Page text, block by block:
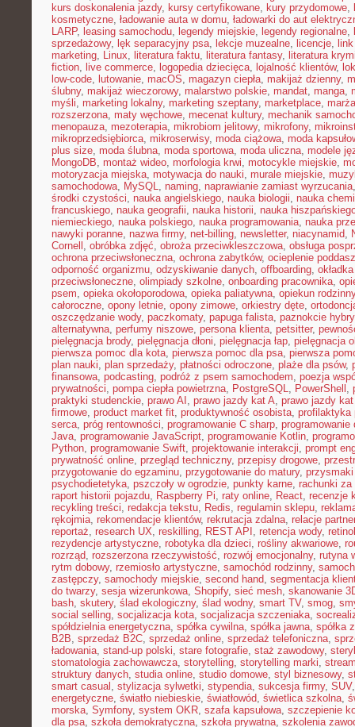
kurs doskonalenia jazdy, kursy certyfikowane, kury przydomowe,
kosmetyczne, ładowanie auta w domu, ładowarki do aut
LARP, leasing samochodu, legendy miejskie, legendy regionalne,
sprzedażowy, lęk separacyjny psa, lekcje muzealne, licencje,
marketing, Linux, literatura faktu, literatura fantasy, literatura
fiction, live commerce, logopedia dziecięca, lojalność klientów,
low-code, lutowanie, macOS, magazyn ciepła, makijaż dzienny,
ślubny, makijaż wieczorowy, malarstwo polskie, mandat, manga,
myśli, marketing lokalny, marketing szeptany, marketplace, marża
rozszerzona, maty węchowe, mecenat kultury, mechanik
menopauza, mezoterapia, mikrobiom jelitowy, mikrofony,
mikroprzedsiębiorca, mikroserwisy, moda ciążowa, moda
plus size, moda ślubna, moda sportowa, moda uliczna, modele
MongoDB, montaż wideo, morfologia krwi, motocykle miejskie,
motoryzacja miejska, motywacja do nauki, murale miejskie,
samochodowa, MySQL, naming, naprawianie zamiast wyrzucania
środki czystości, nauka angielskiego, nauka biologii, nauka
francuskiego, nauka geografii, nauka historii, nauka
niemieckiego, nauka polskiego, nauka programowania, nauka
nawyki poranne, nazwa firmy, net-billing, newsletter, niacynamid,
Cornell , obróbka zdjęć, obroża przeciwkleszczowa, obsługa
ochrona przeciwsłoneczna, ochrona zabytków, ocieplenie
odporność organizmu, odzyskiwanie danych, offboarding,
przeciwsłoneczne, olimpiady szkolne, onboarding pracownika,
psem, opieka okołoporodowa, opieka paliatywna, opiekun rodzinny
całoroczne, opony letnie, opony zimowe, orkiestry dęte,
oszczędzanie wody, paczkomaty, papuga falista, paznokcie
alternatywna, perfumy niszowe, persona klienta, petsitter,
pielęgnacja brody, pielęgnacja dłoni, pielęgnacja łap, pielęgnacja
pierwsza pomoc dla kota, pierwsza pomoc dla psa, pierwsza
plan nauki, plan sprzedaży, płatności odroczone, plaże dla psów,
finansowa, podcasting, podróż z psem samochodem, poezja
prywatności, pompa ciepła powietrzna, PostgreSQL, PowerShell ,
praktyki studenckie, prawo AI , prawo jazdy kat A, prawo jazdy
firmowe, product market fit, produktywność osobista, profilaktyka
serca, próg rentowności, programowanie C sharp, programowanie
Java, programowanie JavaScript, programowanie Kotlin,
Python, programowanie Swift, projektowanie interakcji, prompt
prywatność online, przegląd techniczny, przepisy drogowe,
przygotowanie do egzaminu, przygotowanie do matury,
psychodietetyka, pszczoły w ogrodzie, punkty karne, rachunki za
raport historii pojazdu, Raspberry Pi, raty online, React, recenzje
recykling treści, redakcja tekstu, Redis, regulamin sklepu,
rękojmia, rekomendacje klientów, rekrutacja zdalna, relacje
reportaż, research UX, reskilling, REST API , retencja wody, retinol
rezydencje artystyczne, robotyka dla dzieci, rośliny akwariowe,
rozrząd, rozszerzona rzeczywistość, rozwój emocjonalny, rutyna
rytm dobowy, rzemiosło artystyczne, samochód rodzinny,
zastępczy, samochody miejskie, second hand, segmentacja
do twarzy, sesja wizerunkowa, Shopify, sieć mesh, skanowanie
bash, skutery, ślad ekologiczny, ślad wodny, smart TV, smog,
social selling, socjalizacja kota, socjalizacja szczeniaka,
spółdzielnia energetyczna, spółka cywilna, spółka jawna, spółka
B2B, sprzedaż B2C, sprzedaż online, sprzedaż telefoniczna,
ładowania, stand-up polski, stare fotografie, staż zawodowy,
stomatologia zachowawcza, storytelling, storytelling marki,
struktury danych, studia online, studio domowe, styl biznesowy,
smart casual , stylizacja sylwetki, stypendia, sukcesja firmy, SUV
energetyczne, światło niebieskie, światłowód, świetlica szkolna,
morska, Symfony, system OKR, szafa kapsułowa, szczepienie
dla psa, szkoła demokratyczna, szkoła prywatna, szkolenia